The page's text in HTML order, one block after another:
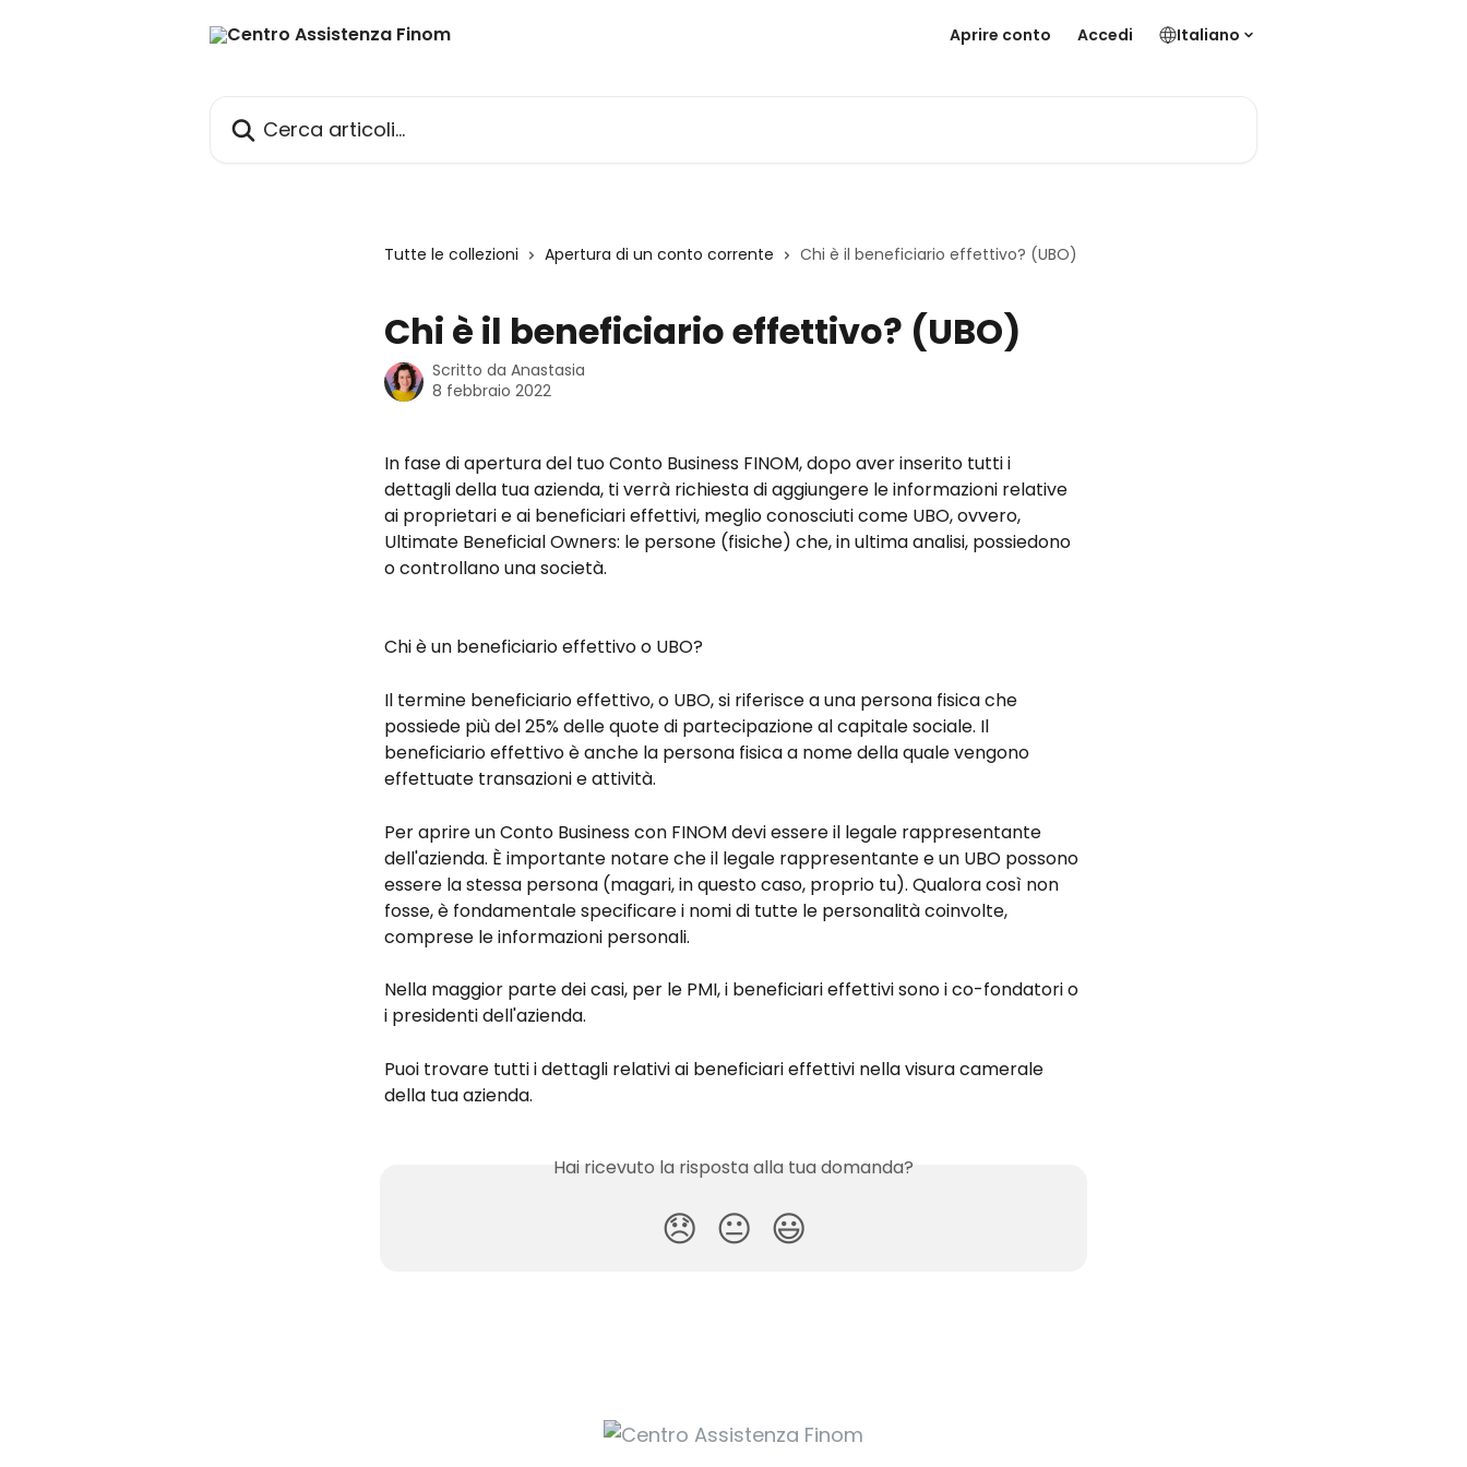
Aprire conto Accedi Italiano
Tutte le collezioni Apertura di un conto corrente Chi è il beneficiario effettivo? (UBO)
Chi è il beneficiario effettivo? (UBO)
Scritto da Anastasia
8 febbraio 2022
In fase di apertura del tuo Conto Business FINOM, dopo aver inserito tutti i
dettagli della tua azienda, ti verrà richiesta di aggiungere le informazioni relative
ai proprietari e ai beneficiari effettivi, meglio conosciuti come UBO, ovvero,
Ultimate Beneficial Owners: le persone (fisiche) che, in ultima analisi, possiedono
o controllano una società.
Chi è un beneficiario effettivo o UBO?
Il termine beneficiario effettivo, o UBO, si riferisce a una persona fisica che
possiede più del 25% delle quote di partecipazione al capitale sociale. Il
beneficiario effettivo è anche la persona fisica a nome della quale vengono
effettuate transazioni e attività.
Per aprire un Conto Business con FINOM devi essere il legale rappresentante
dell'azienda. È importante notare che il legale rappresentante e un UBO possono
essere la stessa persona (magari, in questo caso, proprio tu). Qualora così non
fosse, è fondamentale specificare i nomi di tutte le personalità coinvolte,
comprese le informazioni personali.
Nella maggior parte dei casi, per le PMI, i beneficiari effettivi sono i co-fondatori o
i presidenti dell'azienda.
Puoi trovare tutti i dettagli relativi ai beneficiari effettivi nella visura camerale
della tua azienda.
Hai ricevuto la risposta alla tua domanda?
😞 😐 😃